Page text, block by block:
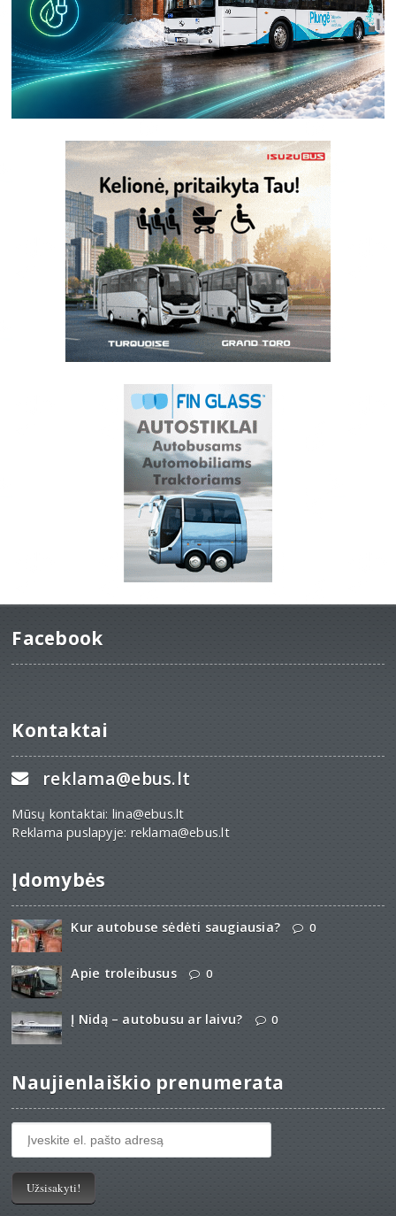
Facebook
Kontaktai
reklama@ebus.lt
Mūsų kontaktai: lina@ebus.lt
Reklama puslapyje: reklama@ebus.lt
Įdomybės
Kur autobuse sėdėti saugiausia? 0
Apie troleibusus 0
Į Nidą – autobusu ar laivu? 0
Naujienlaiškio prenumerata